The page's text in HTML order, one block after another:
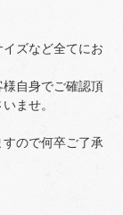
ズなど全てにお
自身でご確認頂
ませ。
ので何卒ご了承